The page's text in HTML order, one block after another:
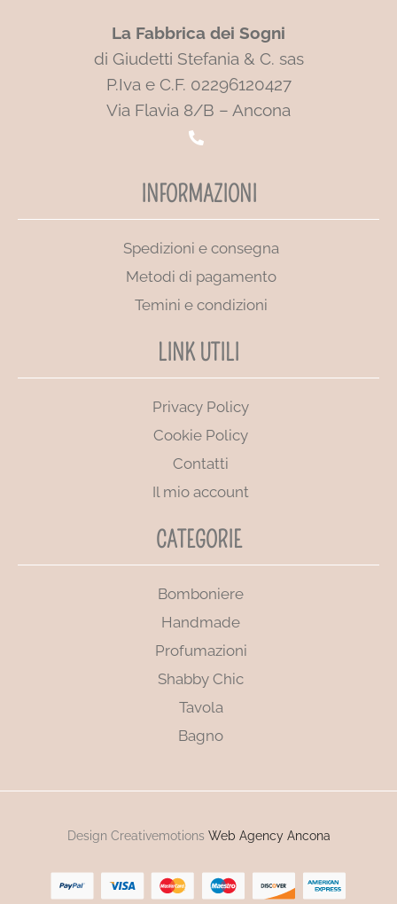
La Fabbrica dei Sogni
di Giudetti Stefania & C. sas
P.Iva e C.F. 02296120427
Via Flavia 8/B – Ancona
INFORMAZIONI
Spedizioni e consegna
Metodi di pagamento
Temini e condizioni
LINK UTILI
Privacy Policy
Cookie Policy
Contatti
Il mio account
CATEGORIE
Bomboniere
Handmade
Profumazioni
Shabby Chic
Tavola
Bagno
Design Creativemotions Web Agency Ancona